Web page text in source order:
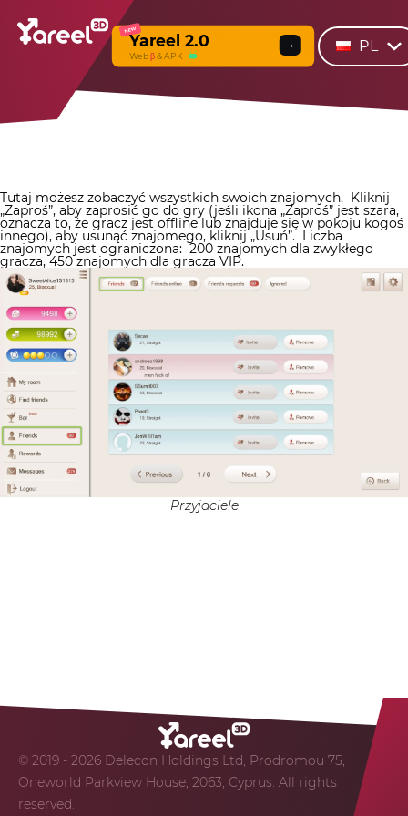
NEW
Yareel 2.0
Webβ & APK
→ PL
Tutaj możesz zobaczyć wszystkich swoich znajomych. Kliknij
„Zaproś”, aby zaprosić go do gry (jeśli ikona „Zaproś” jest szara,
oznacza to, że gracz jest offline lub znajduje się w pokoju kogoś
innego), aby usunąć znajomego, kliknij „Usuń”. Liczba
znajomych jest ograniczona: 200 znajomych dla zwykłego
gracza, 450 znajomych dla gracza VIP.
Przyjaciele
© 2019 - 2026 Delecon Holdings Ltd, Prodromou 75,
Oneworld Parkview House, 2063, Cyprus. All rights
reserved.